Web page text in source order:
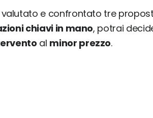
valutato e confrontato tre
chiavi in mano, potrai
al minor prezzo.